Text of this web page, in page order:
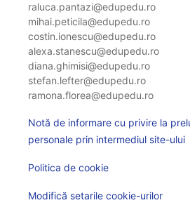
raluca.pantazi@edupedu.ro
mihai.peticila@edupedu.ro
costin.ionescu@edupedu.ro
alexa.stanescu@edupedu.ro
diana.ghimisi@edupedu.ro
stefan.lefter@edupedu.ro
ramona.florea@edupedu.ro
Notă de informare cu privire la
personale prin intermediul site-ului
Politica de cookie
Modifică setarile cookie-urilor